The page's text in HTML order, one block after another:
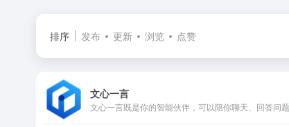
排序 发布 更新 浏览 点赞
文心一言